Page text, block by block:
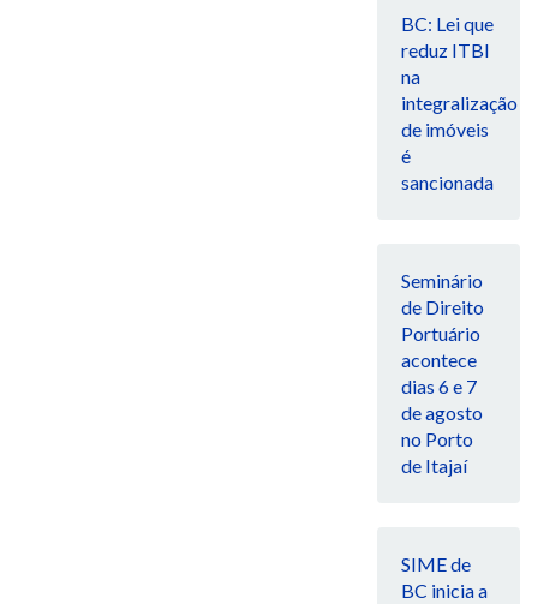
BC: Lei que
reduz ITBI
na
integralização
de imóveis
é
sancionada
Seminário
de Direito
Portuário
acontece
dias 6 e 7
de agosto
no Porto
de Itajaí
SIME de
BC inicia a